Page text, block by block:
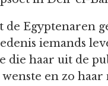
de Egyptenaren
iemands
die haar uit de
wenste en zo